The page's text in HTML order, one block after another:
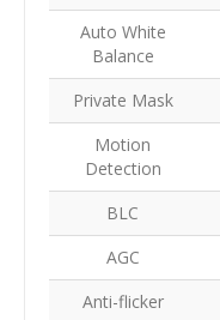
Auto White
Balance
Private Mask
Motion
Detection
BLC
AGC
Anti-flicker